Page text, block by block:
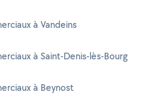
à Vandeins
à Saint-Denis-lès-Bourg
à Beynost